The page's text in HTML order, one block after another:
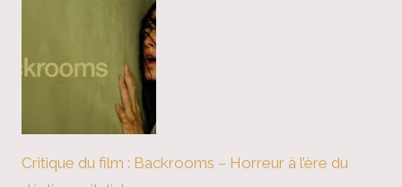
Critique du film : Backrooms – Horreur à l’ère du